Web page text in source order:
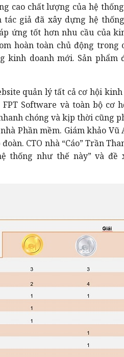
cao chất lượng của hệ
tác giả đã xây dựng hệ
ứng tốt hơn nhu cầu của
hoàn toàn chủ động
kinh doanh mới. Sản phẩm
quản lý tất cả cơ hội
Software và toàn bộ cơ
chóng và kịp thời cũng
Phần mềm. Giám khảo
CTO nhà “Cáo” Trần
thống như thế này” và đề